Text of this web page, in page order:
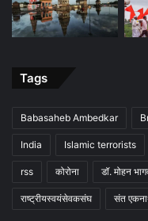
Tags
Babasaheb Ambedkar
India Islamic terrorists
rss कोरोना डॉ. मोहन
राष्ट्रीयस्वयंसेवकसंघ संत